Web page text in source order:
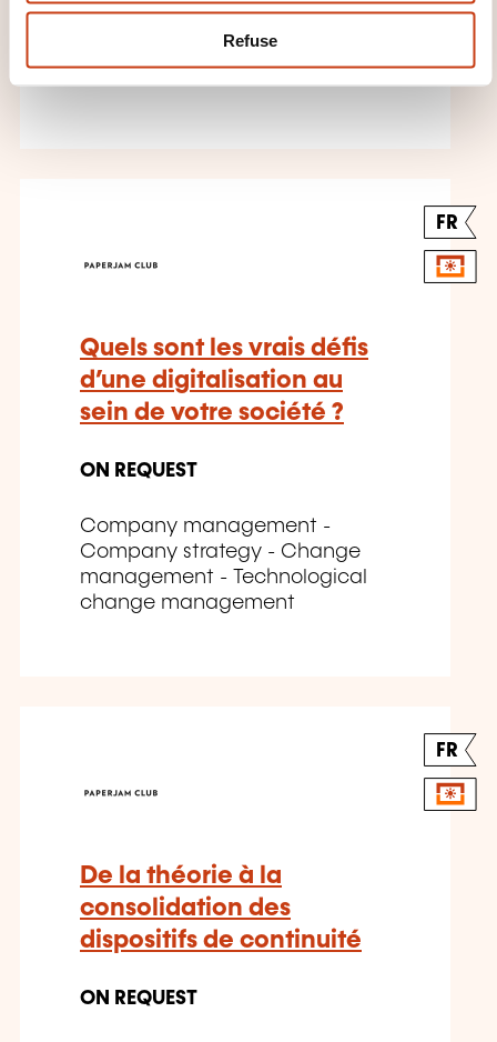
Refuse
Company strategy - Change
management
FR
Quels sont les vrais défis
d’une digitalisation au
sein de votre société ?
ON REQUEST
Company management -
Company strategy - Change
management - Technological
change management
FR
De la théorie à la
consolidation des
dispositifs de continuité
ON REQUEST